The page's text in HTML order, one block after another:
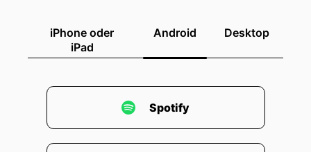
draußen immer über unsere Kategorie denken
und die Branden im Vergleich bewahren.
anders passiert.
00:02:13: Meistens denken die Menschen nicht
über ihre Branden an.
iPhone oder
iPad
Android Desktop
Spotify